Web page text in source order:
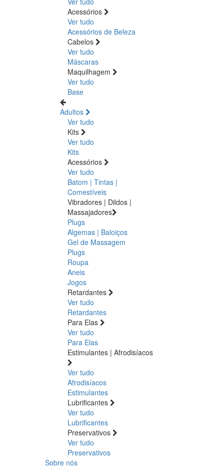
Acessórios
Ver tudo
Acessórios de Beleza
Cabelos
Ver tudo
Máscaras
Maquilhagem
Ver tudo
Base
Adultos
Ver tudo
Kits
Ver tudo
Kits
Acessórios
Ver tudo
Batom | Tintas |
Comestíveis
Vibradores | Dildos |
Massajadores
Plugs
Algemas | Baloiços
Gel de Massagem
Plugs
Roupa
Aneis
Jogos
Retardantes
Ver tudo
Retardantes
Para Elas
Ver tudo
Para Elas
Estimulantes | Afrodisíacos
Ver tudo
Afrodisíacos
Estimulantes
Lubrificantes
Ver tudo
Lubrificantes
Preservativos
Ver tudo
Preservativos
Sobre nós